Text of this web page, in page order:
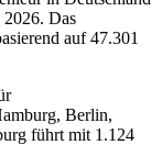
Das
auf 47.301
Berlin,
führt mit 1.124